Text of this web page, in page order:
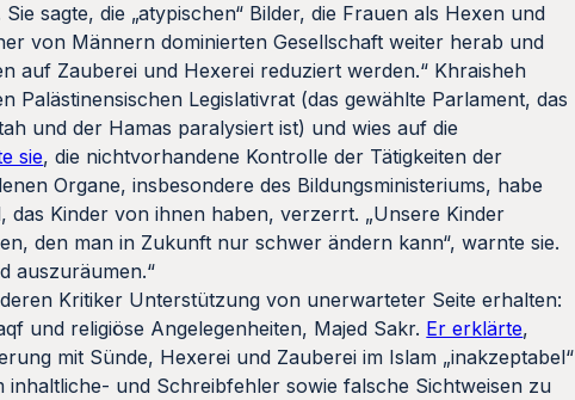
sagte, die „atypischen“ Bilder, die Frauen als Hexen und
von Männern dominierten Gesellschaft weiter herab und
auf Zauberei und Hexerei reduziert werden.“ Khraisheh
Palästinensischen Legislativrat (das gewählte Parlament, das
und der Hamas paralysiert ist) und wies auf die
sie, die nichtvorhandene Kontrolle der Tätigkeiten der
Organe, insbesondere des Bildungsministeriums, habe
Kinder von ihnen haben, verzerrt. „Unsere Kinder
den man in Zukunft nur schwer ändern kann“, warnte sie.
auszuräumen.“
Kritiker Unterstützung von unerwarteter Seite erhalten:
und religiöse Angelegenheiten, Majed Sakr. Er erklärte,
mit Sünde, Hexerei und Zauberei im Islam „inakzeptabel“
und Schreibfehler sowie falsche Sichtweisen zu